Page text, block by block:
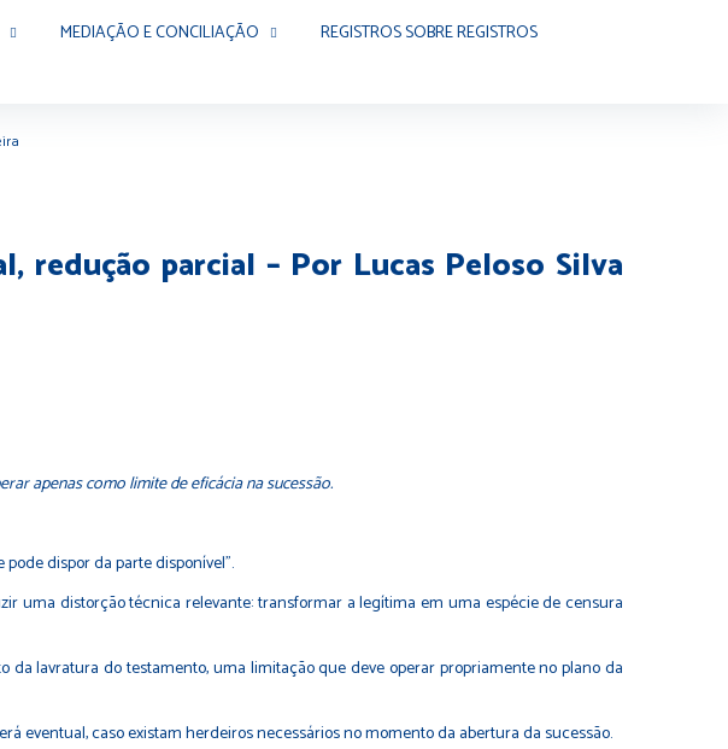
MEDIAÇÃO E CONCILIAÇÃO
REGISTROS SOBRE REGISTROS
parcial – Por Lucas Peloso Silva
apenas como limite de eficácia na sucessão.
dispor da parte disponível".
uma distorção técnica relevante: transformar a legítima em uma espécie de censura
lavratura do testamento, uma limitação que deve operar propriamente no plano da
eventual, caso existam herdeiros necessários no momento da abertura da sucessão.